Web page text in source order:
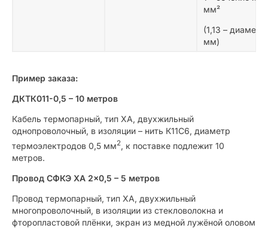
мм²
(1,13 –
мм)
Пример заказа:
ДКТК011-0,5 – 10 метров
Кабель термопарный, тип ХА, двухжильный
однопроволочный, в изоляции – нить К11С6, диаметр
термоэлектродов 0,5 мм2, к поставке подлежит 10
метров.
Провод СФКЭ ХА 2×0,5 – 5 метров
Провод термопарный, тип ХА, двухжильный
многопроволочный, в изоляции из стекловолокна и
фторопластовой плёнки, экран из медной лужёной оловом